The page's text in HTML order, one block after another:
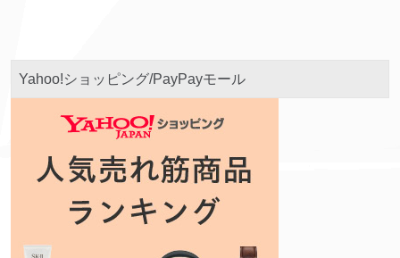
Yahoo!ショッピング/PayPayモール